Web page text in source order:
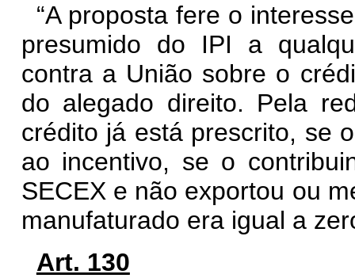
“A proposta fere o
presumido do IPI a
contra a União sobre o
do alegado direito. Pela
crédito já está prescrito, se
ao incentivo, se o
SECEX e não exportou ou
manufaturado era igual a
Art. 130